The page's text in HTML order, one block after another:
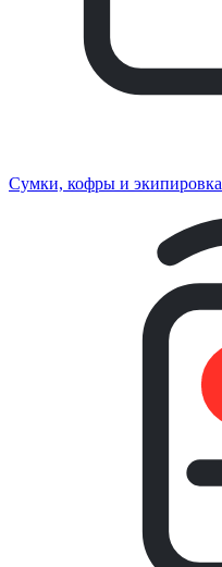
Сумки, кофры и экипировка